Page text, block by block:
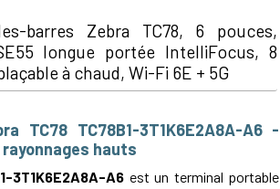
barres Zebra TC78, 6 pouces,
longue portée IntelliFocus, 8
à chaud, Wi-Fi 6E + 5G
TC78 TC78B1-3T1K6E2A8A-A6 -
hauts
3T1K6E2A8A-A6est un terminal portable